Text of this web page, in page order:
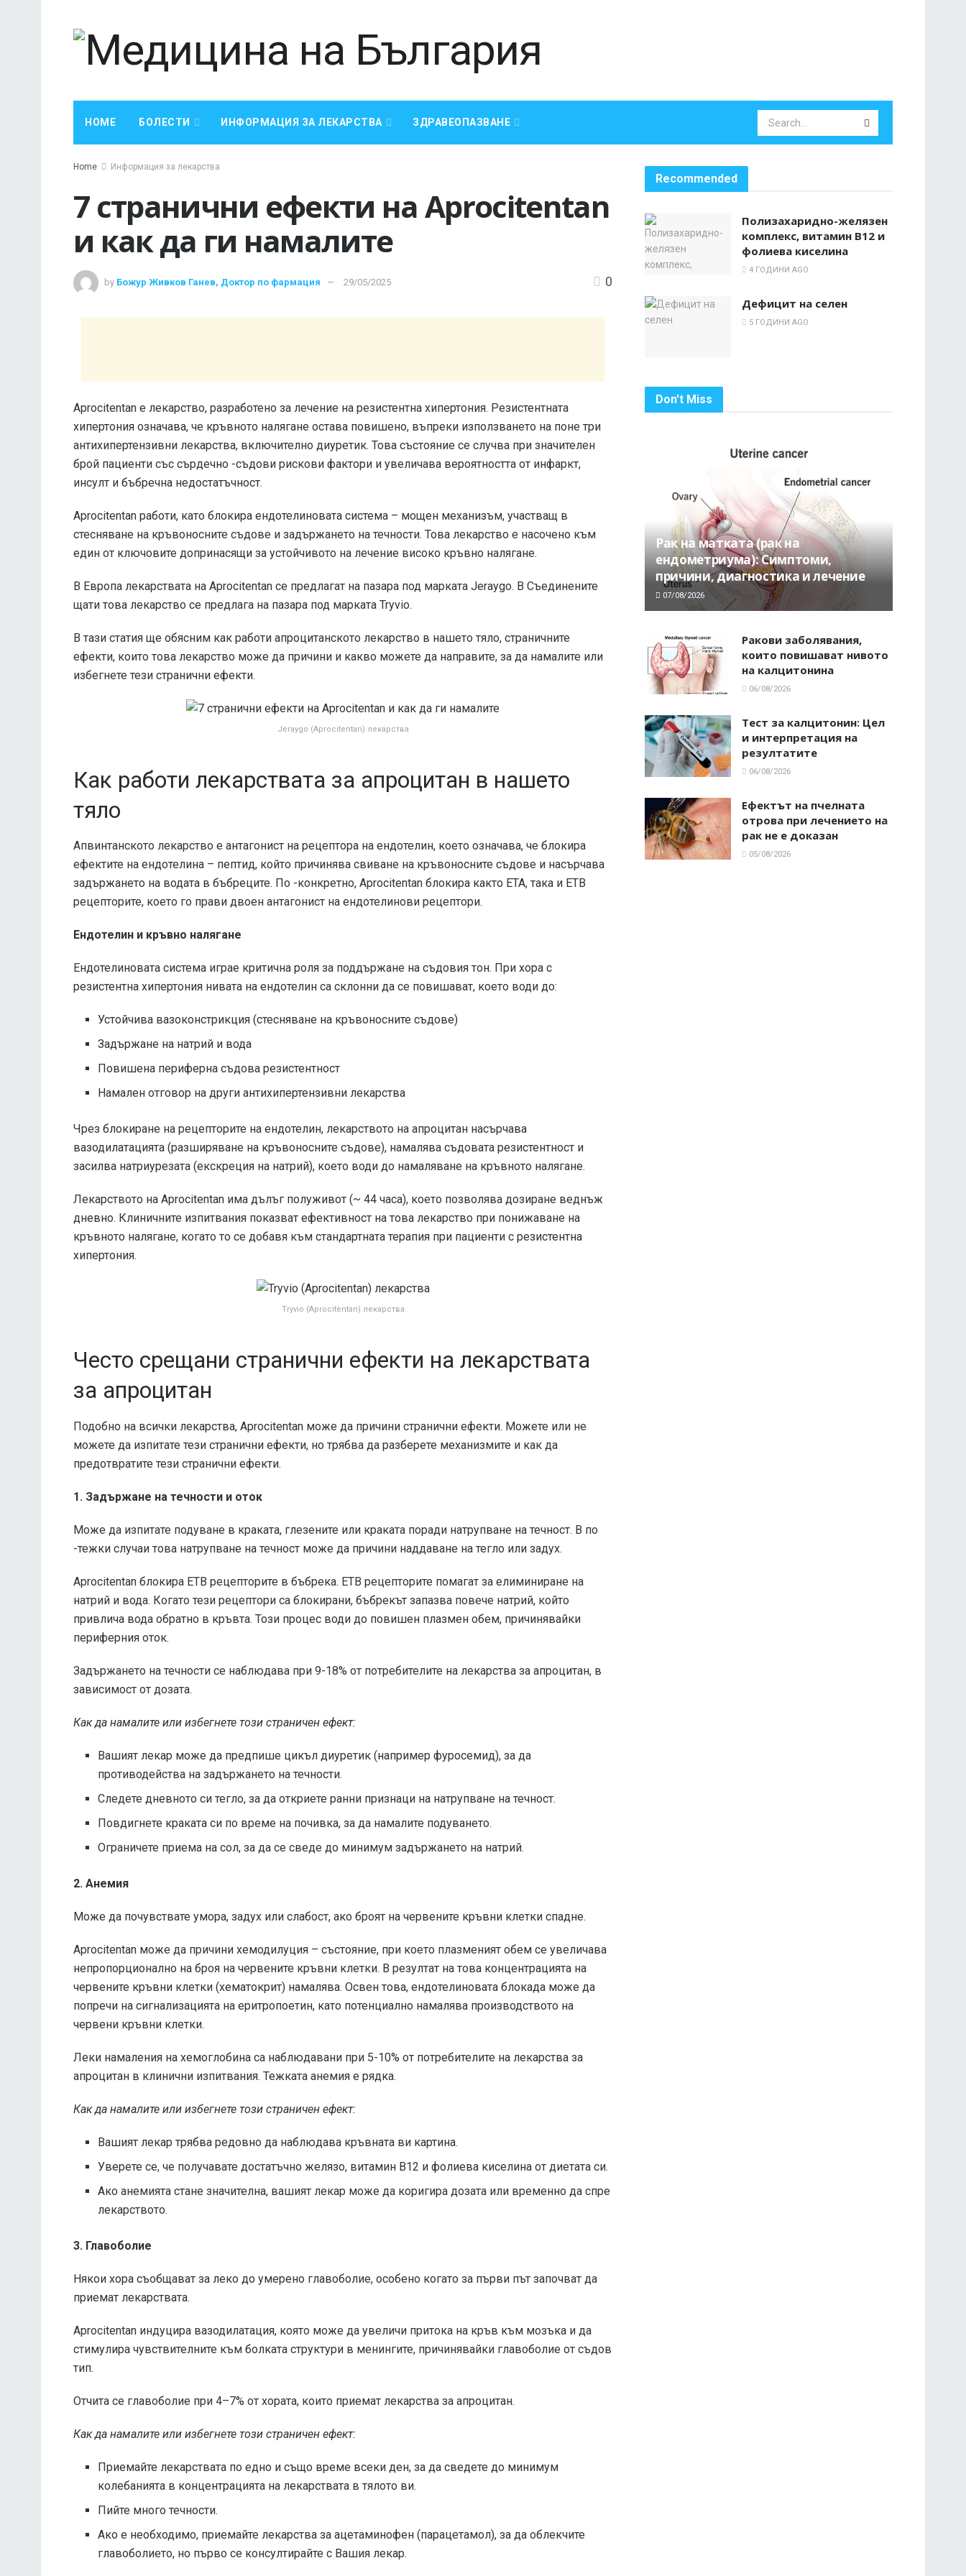
HOME БОЛЕСТИ ИНФОРМАЦИЯ ЗА ЛЕКАРСТВА ЗДРАВЕОПАЗВАНЕ
Home Информация за лекарства
7 странични ефекти на Aprocitentan
и как да ги намалите
by Божур Живков Ганев, Доктор по фармация 29/05/2025 0
Aprocitentan е лекарство, разработено за лечение на резистентна хипертония. Резистентната
хипертония означава, че кръвното налягане остава повишено, въпреки използването на поне три
антихипертензивни лекарства, включително диуретик. Това състояние се случва при значителен
брой пациенти със сърдечно -съдови рискови фактори и увеличава вероятността от инфаркт,
инсулт и бъбречна недостатъчност.
Aprocitentan работи, като блокира ендотелиновата система – мощен механизъм, участващ в
стесняване на кръвоносните съдове и задържането на течности. Това лекарство е насочено към
един от ключовите допринасящи за устойчивото на лечение високо кръвно налягане.
В Европа лекарствата на Aprocitentan се предлагат на пазара под марката Jeraygo. В Съединените
щати това лекарство се предлага на пазара под марката Tryvio.
В тази статия ще обясним как работи апроцитанското лекарство в нашето тяло, страничните
ефекти, които това лекарство може да причини и какво можете да направите, за да намалите или
избегнете тези странични ефекти.
Jeraygo (Aprocitentan) лекарства
Как работи лекарствата за апроцитан в нашето
тяло
Апвинтанското лекарство е антагонист на рецептора на ендотелин, което означава, че блокира
ефектите на ендотелина – пептид, който причинява свиване на кръвоносните съдове и насърчава
задържането на водата в бъбреците. По -конкретно, Aprocitentan блокира както ETA, така и ETB
рецепторите, което го прави двоен антагонист на ендотелинови рецептори.
Ендотелин и кръвно налягане
Ендотелиновата система играе критична роля за поддържане на съдовия тон. При хора с
резистентна хипертония нивата на ендотелин са склонни да се повишават, което води до:
Устойчива вазоконстрикция (стесняване на кръвоносните съдове)
Задържане на натрий и вода
Повишена периферна съдова резистентност
Намален отговор на други антихипертензивни лекарства
Чрез блокиране на рецепторите на ендотелин, лекарството на апроцитан насърчава
вазодилатацията (разширяване на кръвоносните съдове), намалява съдовата резистентност и
засилва натриурезата (екскреция на натрий), което води до намаляване на кръвното налягане.
Лекарството на Aprocitentan има дълъг полуживот (~ 44 часа), което позволява дозиране веднъж
дневно. Клиничните изпитвания показват ефективност на това лекарство при понижаване на
кръвното налягане, когато то се добавя към стандартната терапия при пациенти с резистентна
хипертония.
Tryvio (Aprocitentan) лекарства
Често срещани странични ефекти на лекарствата
за апроцитан
Подобно на всички лекарства, Aprocitentan може да причини странични ефекти. Можете или не
можете да изпитате тези странични ефекти, но трябва да разберете механизмите и как да
предотвратите тези странични ефекти.
1. Задържане на течности и оток
Може да изпитате подуване в краката, глезените или краката поради натрупване на течност. В по
-тежки случаи това натрупване на течност може да причини наддаване на тегло или задух.
Aprocitentan блокира ETB рецепторите в бъбрека. ETB рецепторите помагат за елиминиране на
натрий и вода. Когато тези рецептори са блокирани, бъбрекът запазва повече натрий, който
привлича вода обратно в кръвта. Този процес води до повишен плазмен обем, причинявайки
периферния оток.
Задържането на течности се наблюдава при 9-18% от потребителите на лекарства за апроцитан, в
зависимост от дозата.
Как да намалите или избегнете този страничен ефект:
Вашият лекар може да предпише цикъл диуретик (например фуросемид), за да
противодейства на задържането на течности.
Следете дневното си тегло, за да откриете ранни признаци на натрупване на течност.
Повдигнете краката си по време на почивка, за да намалите подуването.
Ограничете приема на сол, за да се сведе до минимум задържането на натрий.
2. Анемия
Може да почувствате умора, задух или слабост, ако броят на червените кръвни клетки спадне.
Aprocitentan може да причини хемодилуция – състояние, при което плазменият обем се увеличава
непропорционално на броя на червените кръвни клетки. В резултат на това концентрацията на
червените кръвни клетки (хематокрит) намалява. Освен това, ендотелиновата блокада може да
попречи на сигнализацията на еритропоетин, като потенциално намалява производството на
червени кръвни клетки.
Леки намаления на хемоглобина са наблюдавани при 5-10% от потребителите на лекарства за
апроцитан в клинични изпитвания. Тежката анемия е рядка.
Как да намалите или избегнете този страничен ефект:
Вашият лекар трябва редовно да наблюдава кръвната ви картина.
Уверете се, че получавате достатъчно желязо, витамин В12 и фолиева киселина от диетата си.
Ако анемията стане значителна, вашият лекар може да коригира дозата или временно да спре
лекарството.
3. Главоболие
Някои хора съобщават за леко до умерено главоболие, особено когато за първи път започват да
приемат лекарствата.
Aprocitentan индуцира вазодилатация, която може да увеличи притока на кръв към мозъка и да
стимулира чувствителните към болката структури в менингите, причинявайки главоболие от съдов
тип.
Отчита се главоболие при 4–7% от хората, които приемат лекарства за апроцитан.
Как да намалите или избегнете този страничен ефект:
Приемайте лекарствата по едно и също време всеки ден, за да сведете до минимум
колебанията в концентрацията на лекарствата в тялото ви.
Пийте много течности.
Ако е необходимо, приемайте лекарства за ацетаминофен (парацетамол), за да облекчите
главоболието, но първо се консултирайте с Вашия лекар.
Recommended
Полизахаридно-желязен
комплекс, витамин B12 и
фолиева киселина
4 ГОДИНИ AGO
Дефицит на селен
5 ГОДИНИ AGO
Don't Miss
Рак на матката (рак на
ендометриума): Симптоми,
причини, диагностика и лечение
07/08/2026
Ракови заболявания,
които повишават нивото
на калцитонина
06/08/2026
Тест за калцитонин: Цел
и интерпретация на
резултатите
06/08/2026
Ефектът на пчелната
отрова при лечението на
рак не е доказан
05/08/2026